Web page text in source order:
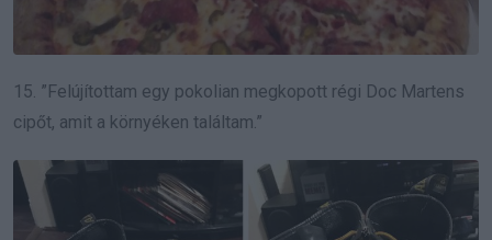
15. ”Felújítottam egy pokolian megkopott régi Doc Martens
cipőt, amit a környéken találtam.”